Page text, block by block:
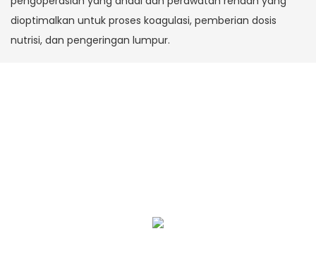
dioptimalkan untuk proses koagulasi, pemberian dosis
nutrisi, dan pengeringan lumpur.